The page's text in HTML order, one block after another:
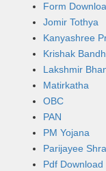
Form
Jomir Tothya
Kanyashree
Krishak
Lakshmir
Matirkatha
OBC
PAN
PM Yojana
Parijayee
Pdf Download